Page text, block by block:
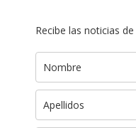
Recibe las noticias